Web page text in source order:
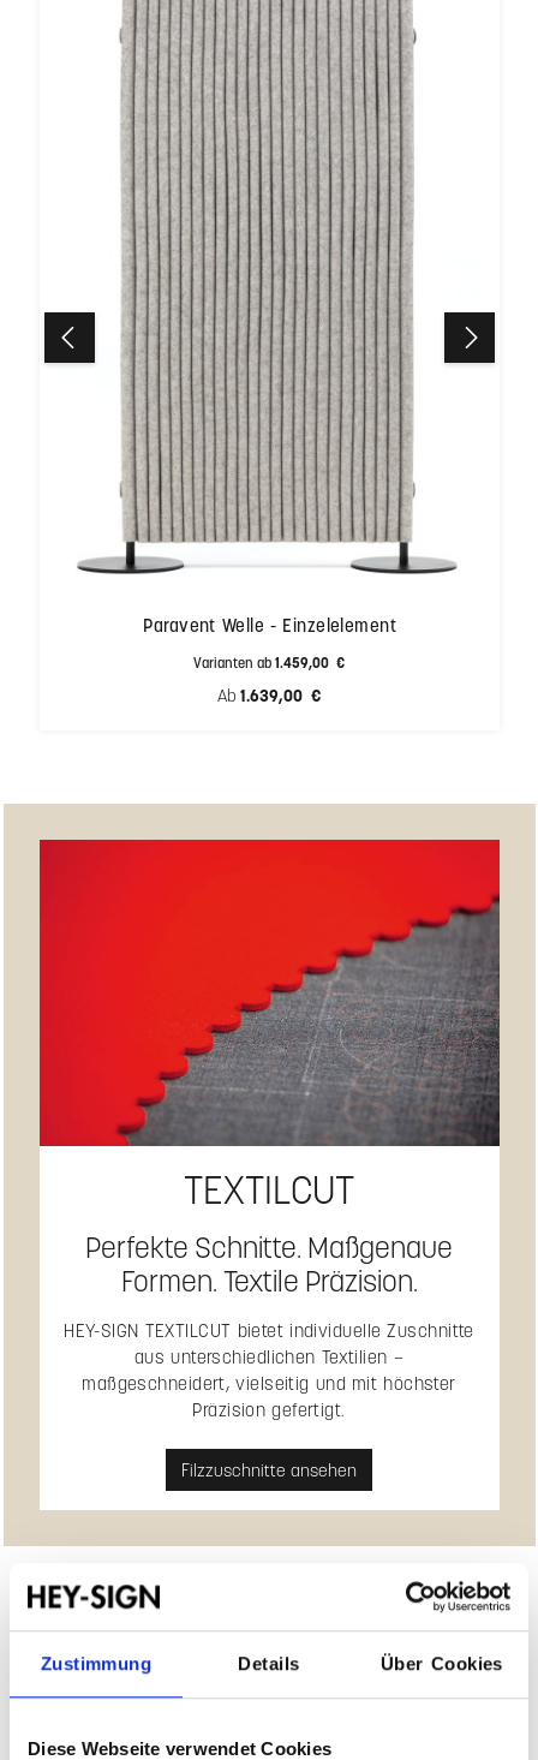
Zustimmung Details Über Cookies
Diese Webseite verwendet Cookies
Paravent Welle - Einzelelement
Varianten ab 1.459,00 €
Regulärer Preis:
Ab 1.639,00 €
TEXTILCUT
Perfekte Schnitte. Maßgenaue
Formen. Textile Präzision.
HEY-SIGN TEXTILCUT bietet individuelle Zuschnitte
aus unterschiedlichen Textilien –
maßgeschneidert, vielseitig und mit höchster
Präzision gefertigt.
Filzzuschnitte ansehen
Produktgalerie überspringen